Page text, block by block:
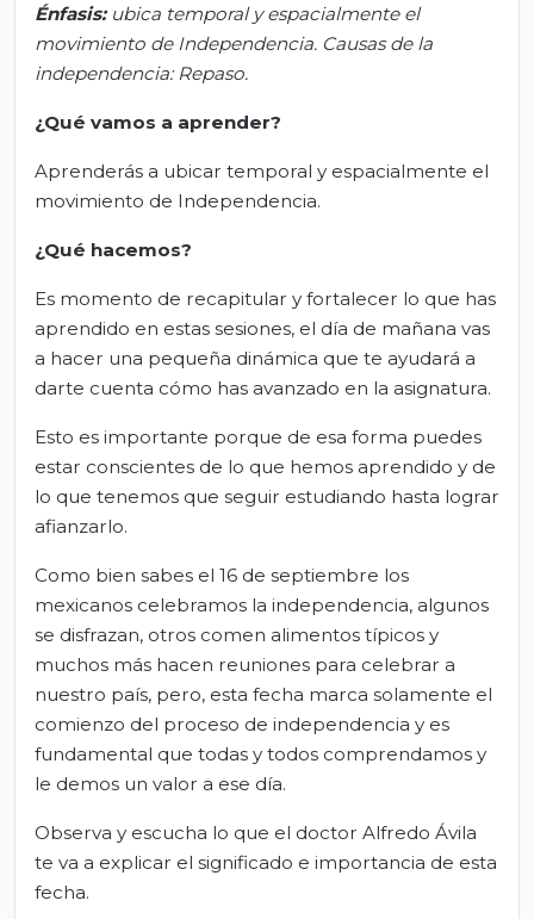
Énfasis: ubica temporal y espacialmente el
movimiento de Independencia. Causas de la
independencia: Repaso.
¿Qué vamos a aprender?
Aprenderás a ubicar temporal y espacialmente el
movimiento de Independencia.
¿Qué hacemos?
Es momento de recapitular y fortalecer lo que has
aprendido en estas sesiones, el día de mañana vas
a hacer una pequeña dinámica que te ayudará a
darte cuenta cómo has avanzado en la asignatura.
Esto es importante porque de esa forma puedes
estar conscientes de lo que hemos aprendido y de
lo que tenemos que seguir estudiando hasta lograr
afianzarlo.
Como bien sabes el 16 de septiembre los
mexicanos celebramos la independencia, algunos
se disfrazan, otros comen alimentos típicos y
muchos más hacen reuniones para celebrar a
nuestro país, pero, esta fecha marca solamente el
comienzo del proceso de independencia y es
fundamental que todas y todos comprendamos y
le demos un valor a ese día.
Observa y escucha lo que el doctor Alfredo Ávila
te va a explicar el significado e importancia de esta
fecha.